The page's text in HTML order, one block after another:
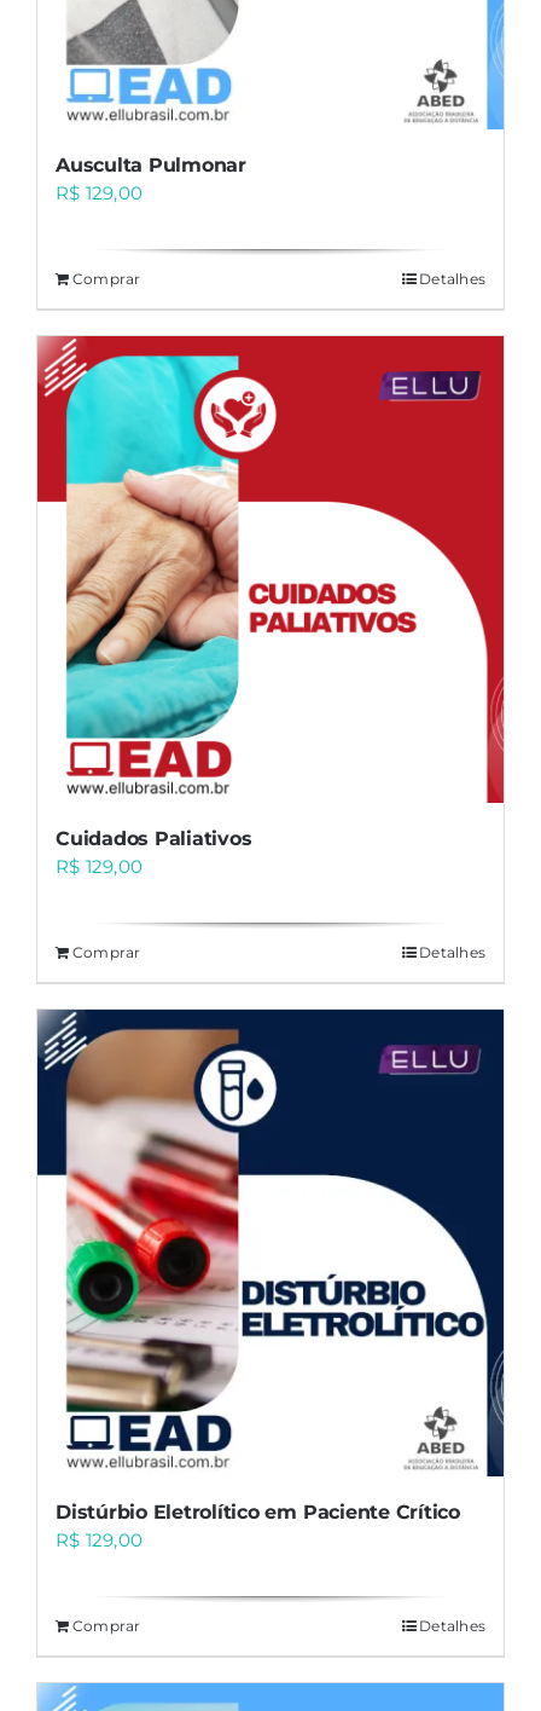
Ausculta Pulmonar
R$ 129,00
Comprar Detalhes
Cuidados Paliativos
R$ 129,00
Comprar Detalhes
Distúrbio Eletrolítico em Paciente Crítico
R$ 129,00
Comprar Detalhes